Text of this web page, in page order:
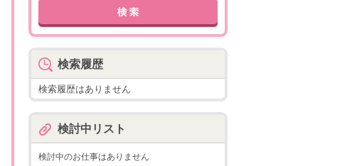
検索履歴
検索履歴はありません
検討中リスト
検討中のお仕事はありません